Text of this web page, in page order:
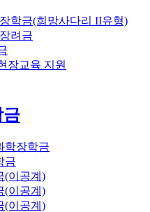
학금(희망사다리 II유형)
려금
장교육 지원
금
학장학금
금
(이공계)
(이공계)
(이공계)